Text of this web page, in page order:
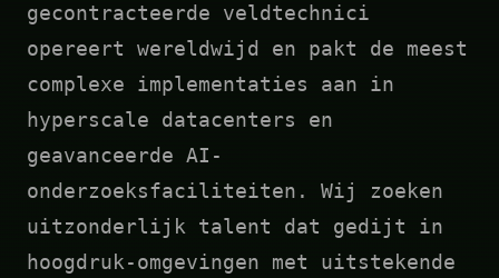
gecontracteerde veldtechnici
opereert wereldwijd en pakt de meest
complexe implementaties aan in
hyperscale datacenters en
geavanceerde AI-
onderzoeksfaciliteiten. Wij zoeken
uitzonderlijk talent dat gedijt in
hoogdruk-omgevingen met uitstekende